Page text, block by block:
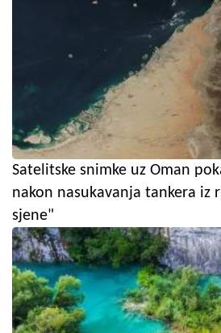
Satelitske snimke uz Oman
nakon nasukavanja tankera iz
sjene"